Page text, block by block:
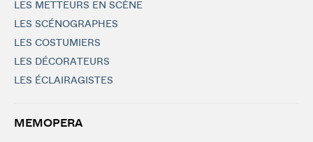
LES METTEURS EN SCÈNE
LES SCÉNOGRAPHES
LES COSTUMIERS
LES DÉCORATEURS
LES ÉCLAIRAGISTES
MEMOPERA